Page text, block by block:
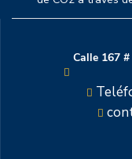
Calle 167